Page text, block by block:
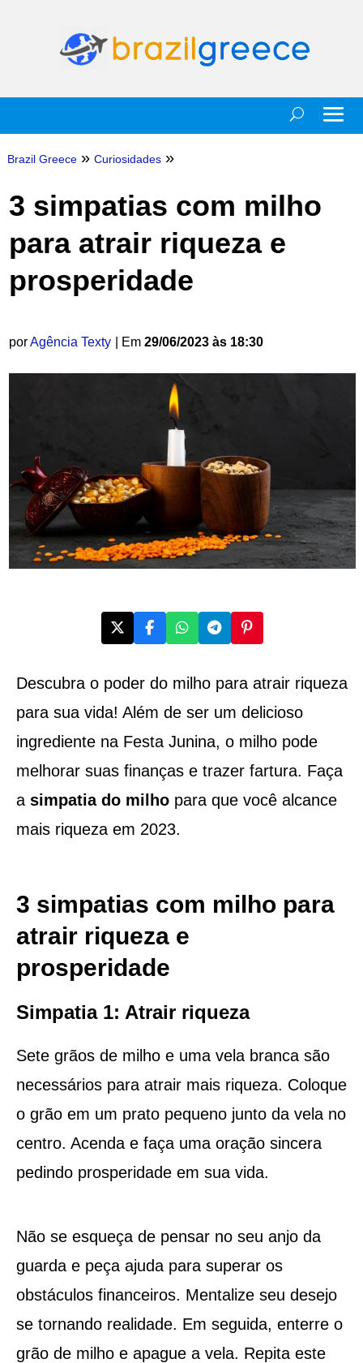
Brazil Greece » Curiosidades »
3 simpatias com milho
para atrair riqueza e
prosperidade
porAgência Texty | Em 29/06/2023 às 18:30
Descubra o poder do milho para atrair riqueza
para sua vida! Além de ser um delicioso
ingrediente na Festa Junina, o milho pode
melhorar suas finanças e trazer fartura. Faça
a simpatia do milhopara que você alcance
mais riqueza em 2023.
3 simpatias com milho para
atrair riqueza e
prosperidade
Simpatia 1: Atrair riqueza
Sete grãos de milho e uma vela branca são
necessários para atrair mais riqueza. Coloque
o grão em um prato pequeno junto da vela no
centro. Acenda e faça uma oração sincera
pedindo prosperidade em sua vida.
Não se esqueça de pensar no seu anjo da
guarda e peça ajuda para superar os
obstáculos financeiros. Mentalize seu desejo
se tornando realidade. Em seguida, enterre o
grão de milho e apague a vela. Repita este